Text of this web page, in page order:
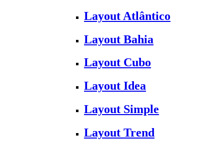
Layout Atlântico
Layout Bahia
Layout Cubo
Layout Idea
Layout Simple
Layout Trend